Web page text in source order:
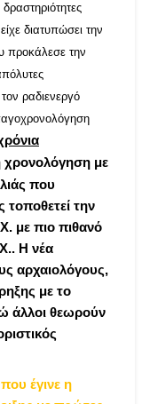
διατυπώσει την
προκάλεσε την
ραδιενεργό
με
που
την
με πιο πιθανό
Η νέα
αρχαιολόγους,
με το
άλλοι θεωρούν
έγινε η